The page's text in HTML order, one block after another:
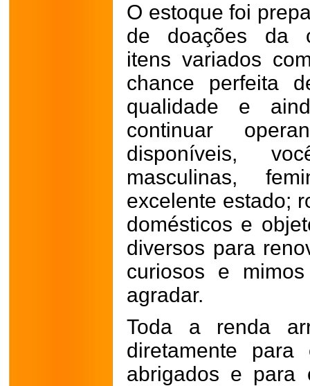
O estoque foi
de doações da
itens variados
chance perfeita
qualidade e
continuar
disponíveis,
masculinas,
excelente estado;
domésticos e
diversos para
curiosos e
agradar.
Toda a renda
diretamente
abrigados e para